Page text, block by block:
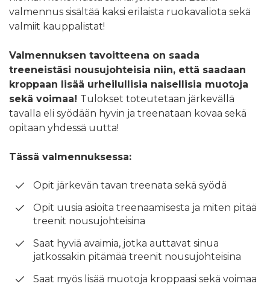
valmennus sisältää kaksi erilaista ruokavaliota sekä
valmiit kauppalistat!
Valmennuksen tavoitteena on saada
treeneistäsi nousujohteisia niin, että saadaan
kroppaan lisää urheilullisia naisellisia muotoja
sekä voimaa! Tulokset toteutetaan järkevällä
tavalla eli syödään hyvin ja treenataan kovaa sekä
opitaan yhdessä uutta!
Tässä valmennuksessa:
Opit järkevän tavan treenata sekä syödä
Opit uusia asioita treenaamisesta ja miten pitää
treenit nousujohteisina
Saat hyviä avaimia, jotka auttavat sinua
jatkossakin pitämää treenit nousujohteisina
Saat myös lisää muotoja kroppaasi sekä voimaa